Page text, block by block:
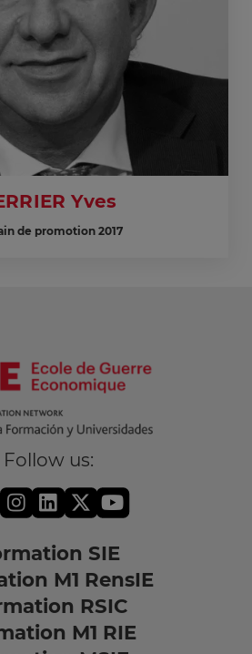
Yves
de promotion 2017
Follow us:
SIE
M1 RensIE
RSIC
M1 RIE